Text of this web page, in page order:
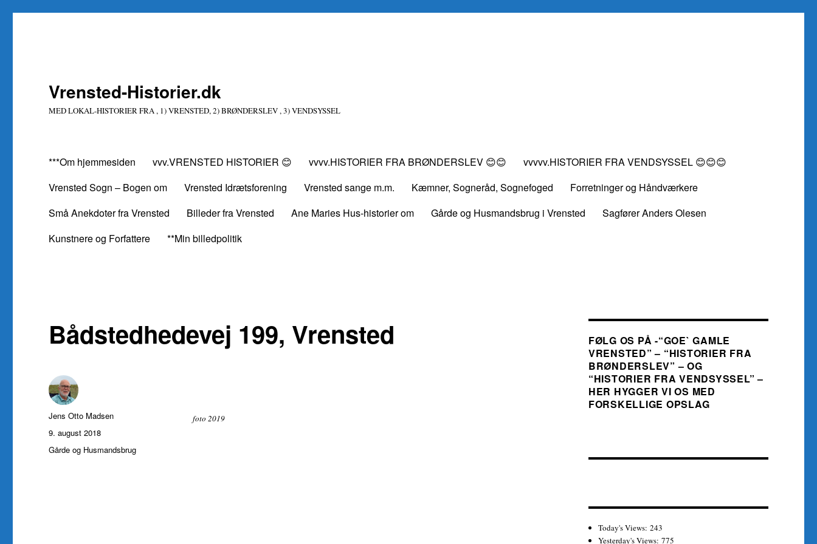
Vrensted-Historier.dk
MED LOKAL-HISTORIER FRA , 1) VRENSTED, 2) BRØNDERSLEV , 3) VENDSYSSEL
***Om hjemmesiden vvv.VRENSTED HISTORIER 😊 vvvv.HISTORIER FRA BRØNDERSLEV 😊😊
vvvvv.HISTORIER FRA VENDSYSSEL 😊😊😊
Vrensted Sogn – Bogen om
Vrensted Idrætsforening Vrensted sange m.m. Kæmner, Sogneråd, Sognefoged
Forretninger og Håndværkere
Små Anekdoter fra Vrensted
Billeder fra Vrensted Ane Maries Hus-historier om Gårde og Husmandsbrug i Vrensted
Sagfører Anders Olesen
Kunstnere og Forfattere
**Min billedpolitik
Bådstedhedevej 199, Vrensted
foto 2019
Forfatter
Jens Otto Madsen
Udgivet
9. august 2018
Kategorier
Gårde og Husmandsbrug
FØLG OS PÅ -“GOE` GAMLE
VRENSTED” – “HISTORIER FRA
BRØNDERSLEV” – OG
“HISTORIER FRA VENDSYSSEL” –
HER HYGGER VI OS MED
FORSKELLIGE OPSLAG
Today's Views:243
Yesterday's Views:775